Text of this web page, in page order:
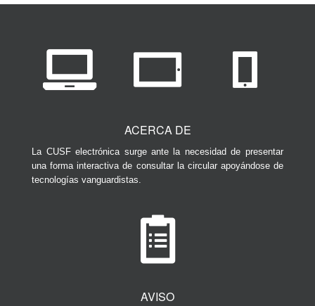
ACERCA DE
La CUSF electrónica surge ante la necesidad de presentar
una forma interactiva de consultar la circular apoyándose de
tecnologías vanguardistas.
AVISO